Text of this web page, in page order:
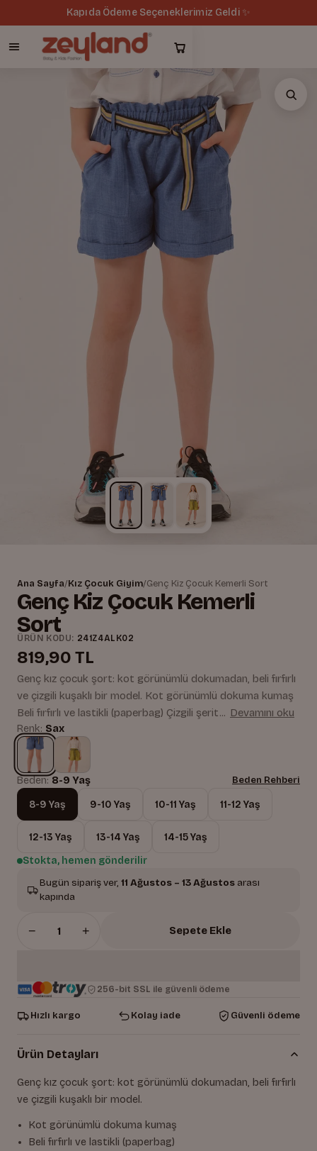
Kapıda Ödeme Seçeneklerimiz Geldi ✨
Ana Sayfa/Kız Çocuk Giyim/Genç Kiz Çocuk Kemerli Sort
Genç Kiz Çocuk Kemerli
Sort
ÜRÜN KODU: 241Z4ALK02
819,90 TL
Genç kız çocuk şort: kot görünümlü dokumadan, beli fırfırlı
ve çizgili kuşaklı bir model. Kot görünümlü dokuma kumaş
Beli fırfırlı ve lastikli (paperbag) Çizgili şerit... Devamını oku
Renk: Sax
Beden: 8-9 Yaş Beden Rehberi
8-9 Yaş 9-10 Yaş 10-11 Yaş 11-12 Yaş
12-13 Yaş 13-14 Yaş
14-15 Yaş
Stokta, hemen gönderilir
Bugün sipariş ver, 11 Ağustos – 13 Ağustos arası
kapında
− + Sepete Ekle
256-bit SSL ile güvenli ödeme
Hızlı kargo Kolay iade Güvenli ödeme
Ürün Detayları
Genç kız çocuk şort: kot görünümlü dokumadan, beli fırfırlı
ve çizgili kuşaklı bir model.
Kot görünümlü dokuma kumaş
Beli fırfırlı ve lastikli (paperbag)